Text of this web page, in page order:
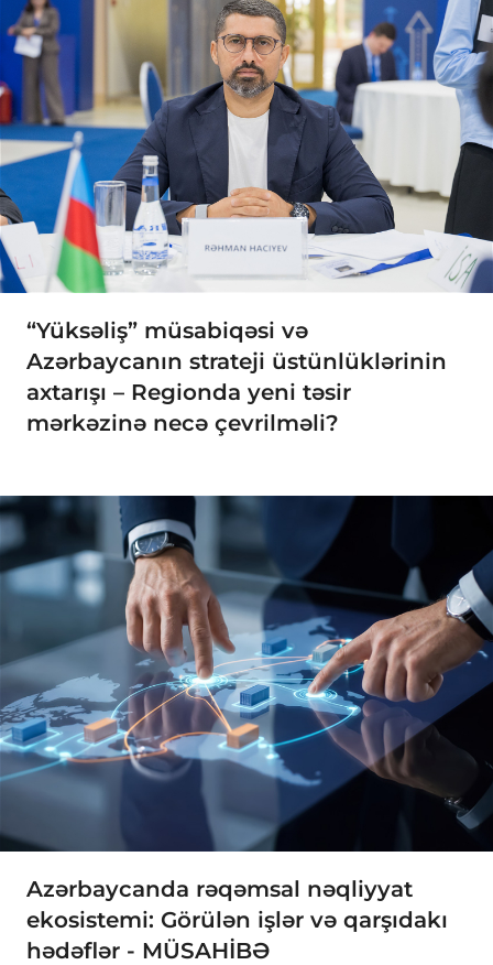
“Yüksəliş” müsabiqəsi və
Azərbaycanın strateji üstünlüklərinin
axtarışı – Regionda yeni təsir
mərkəzinə necə çevrilməli?
Azərbaycanda rəqəmsal nəqliyyat
ekosistemi: Görülən işlər və qarşıdakı
hədəflər - MÜSAHİBƏ